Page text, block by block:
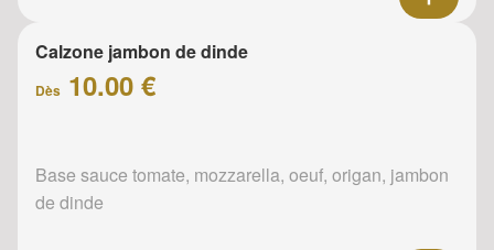
Calzone jambon de dinde
Dès 10.00 €
Base sauce tomate, mozzarella, oeuf, origan, jambon
de dinde